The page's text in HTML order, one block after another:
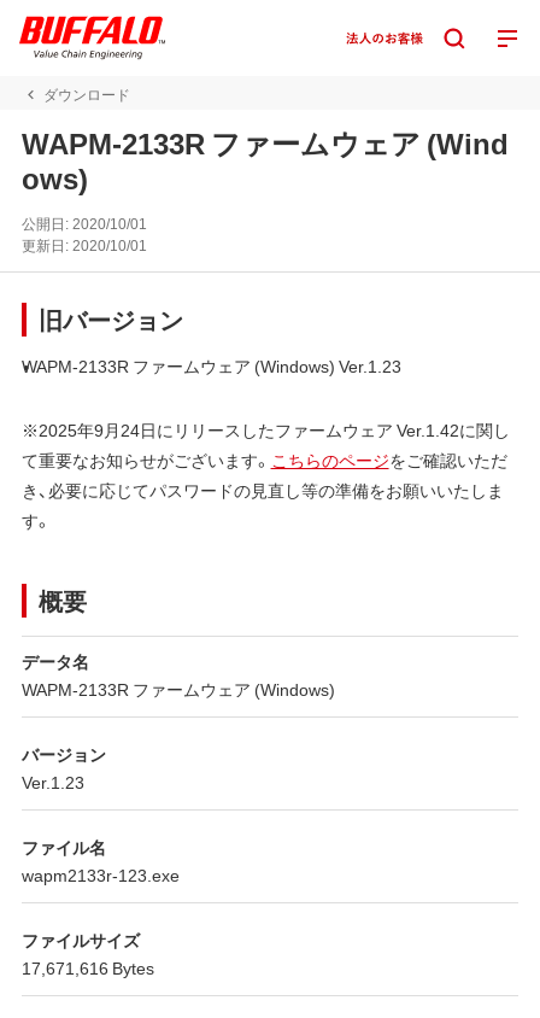
ダウンロード
WAPM-2133R ファームウェア (Wind
ows)
公開日:2020/10/01
更新日:2020/10/01
旧バージョン
WAPM-2133R ファームウェア (Windows) Ver.1.23
※2025年9月24日にリリースしたファームウェア Ver.1.42に関し
て重要なお知らせがございます。 こちらのページをご確認いただ
き、必要に応じてパスワードの見直し等の準備をお願いいたしま
す。
概要
データ名
WAPM-2133R ファームウェア (Windows)
バージョン
Ver.1.23
ファイル名
wapm2133r-123.exe
ファイルサイズ
17,671,616 Bytes